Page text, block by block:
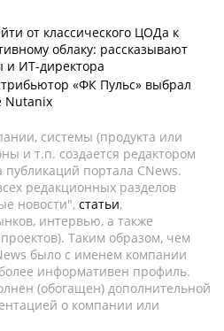
от классического ЦОДа к
облаку: рассказывают
и ИТ-директора
«ФК Пульс» выбрал
Nutanix
системы (продукта или
и т.п. создается редактором
портала CNews.
редакционных разделов
новости", статьи,
интервью, а также
Таким образом, чем
было с именем компании
информативен профиль.
(обогащен) дополнительной
о компании или